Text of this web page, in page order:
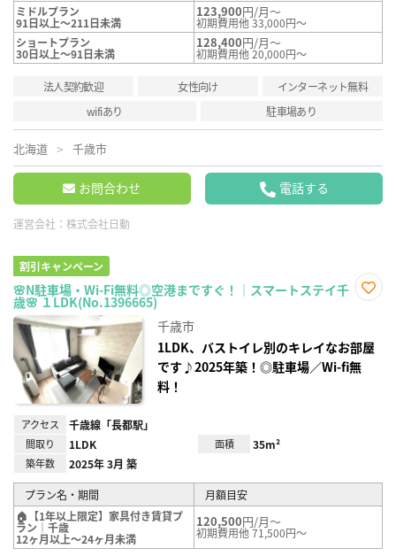
ミドルプラン
91日以上～211日未満
123,900円/月～
初期費用他 33,000円～
ショートプラン
30日以上～91日未満
128,400円/月～
初期費用他 20,000円～
法人契約歓迎 女性向け
インターネット無料
wifiあり
駐車場あり
北海道 千歳市
お問合わせ 電話する
運営会社： 株式会社日動
割引キャンペーン
🌸N駐車場・Wi-Fi無料◎空港まですぐ！｜スマートステイ千
歳🌸 １LDK(No.1396665)
録
千歳市
1LDK、バストイレ別のキレイなお部屋
です♪2025年築！◎駐車場／Wi-fi無
料！
アクセス 千歳線「長都駅」
間取り 1LDK 面積 35m²
築年数 2025年 3月 築
プラン名・期間
月額目安
🏠【1年以上限定】家具付き賃貸プ
ラン｜千歳
12ヶ月以上～24ヶ月未満
120,500円/月～
初期費用他 71,500円～